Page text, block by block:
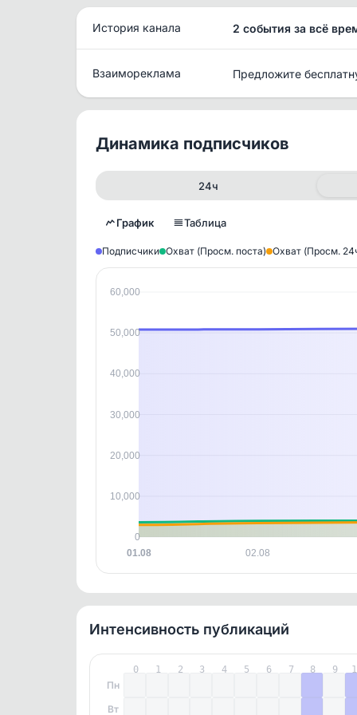
История канала 2 события за всё
Взаимореклама Предложите
В этом
Динамика подписчиков
24ч
График Таблица
Подписчики Охват (Просм. поста) Охват (Просм.
01.08 02.08
60,000
50,000
40,000
30,000
20,000
10,000
0
Интенсивность публикаций
0 1 2 3 4 5 6 7 8 9
Пн
Вт